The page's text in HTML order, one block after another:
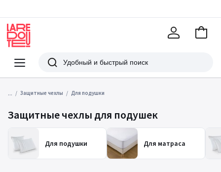
Меню
Redoute
Поиск
В
... Защитные чехлы Для подушки
Защитные чехлы для подушек
Для подушки Для матраса